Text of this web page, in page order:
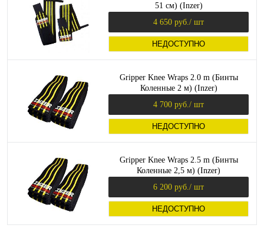
51 см) (Inzer)
4 650 руб. / шт
НЕДОСТУПНО
Gripper Knee Wraps 2.0 m (Бинты
Коленные 2 м) (Inzer)
4 700 руб. / шт
НЕДОСТУПНО
Gripper Knee Wraps 2.5 m (Бинты
Коленные 2,5 м) (Inzer)
6 200 руб. / шт
НЕДОСТУПНО